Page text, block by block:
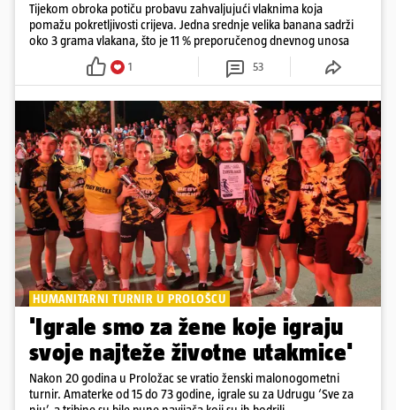
Tijekom obroka potiču probavu zahvaljujući vlaknima koja
pomažu pokretljivosti crijeva. Jedna srednje velika banana sadrži
oko 3 grama vlakana, što je 11 % preporučenog dnevnog unosa
1 53
HUMANITARNI TURNIR U PROLOŠCU
'Igrale smo za žene koje igraju
svoje najteže životne utakmice'
Nakon 20 godina u Proložac se vratio ženski malonogometni
turnir. Amaterke od 15 do 73 godine, igrale su za Udrugu ‘Sve za